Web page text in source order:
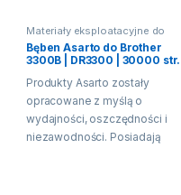
Materiały eksploatacyjne do
drukarek laserowych
Bęben Asarto do Brother
3300B | DR3300 | 30000 str. |
Produkty Asarto zostały
opracowane z myślą o
wydajności, oszczędności i
niezawodności. Posiadają